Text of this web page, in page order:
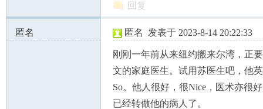
州
回复
匿名
匿名 发表于 2023-8-14 20:22:33
刚刚一年前从来纽约搬来尔湾，正
文的家庭医生。试用苏医生吧，他
So。他人很好，很Nice，医术亦很
已经转做他的病人了。